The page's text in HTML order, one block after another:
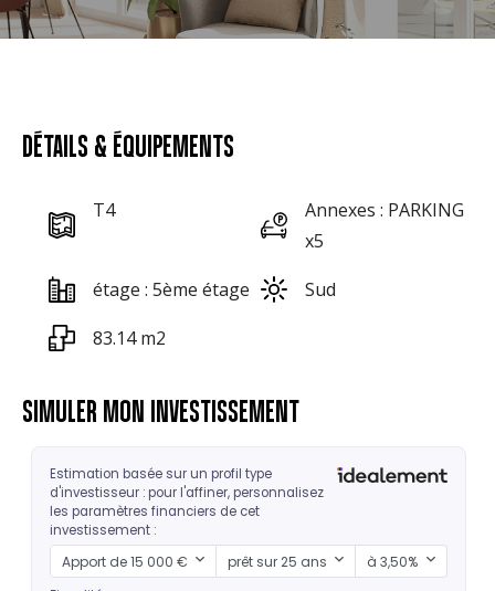
DÉTAILS & ÉQUIPEMENTS
T4
Annexes : PARKING
x5
étage : 5ème étage
Sud
83.14 m2
SIMULER MON INVESTISSEMENT